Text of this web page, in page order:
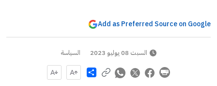
Add as Preferred Source on Google
السبت 08 يوليو 2023 السياسة
Share